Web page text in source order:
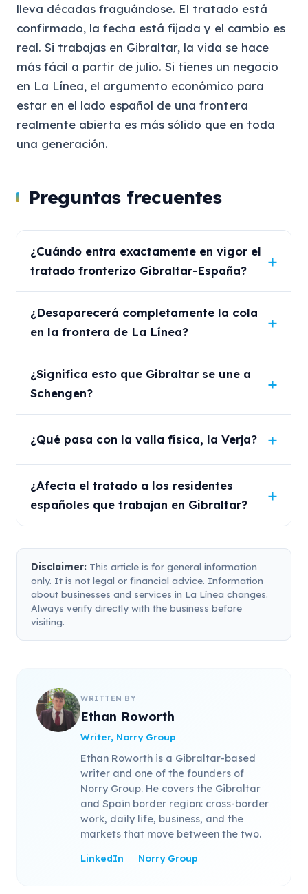
lleva décadas fraguándose. El tratado está
confirmado, la fecha está fijada y el cambio es
real. Si trabajas en Gibraltar, la vida se hace
más fácil a partir de julio. Si tienes un negocio
en La Línea, el argumento económico para
estar en el lado español de una frontera
realmente abierta es más sólido que en toda
una generación.
Preguntas frecuentes
¿Cuándo entra exactamente en vigor el
tratado fronterizo Gibraltar-España?
¿Desaparecerá completamente la cola
en la frontera de La Línea?
¿Significa esto que Gibraltar se une a
Schengen?
¿Qué pasa con la valla física, la Verja?
¿Afecta el tratado a los residentes
españoles que trabajan en Gibraltar?
Disclaimer: This article is for general information
only. It is not legal or financial advice. Information
about businesses and services in La Línea changes.
Always verify directly with the business before
visiting.
WRITTEN BY
Ethan Roworth
Writer, Norry Group
Ethan Roworth is a Gibraltar-based
writer and one of the founders of
Norry Group. He covers the Gibraltar
and Spain border region: cross-border
work, daily life, business, and the
markets that move between the two.
LinkedIn Norry Group